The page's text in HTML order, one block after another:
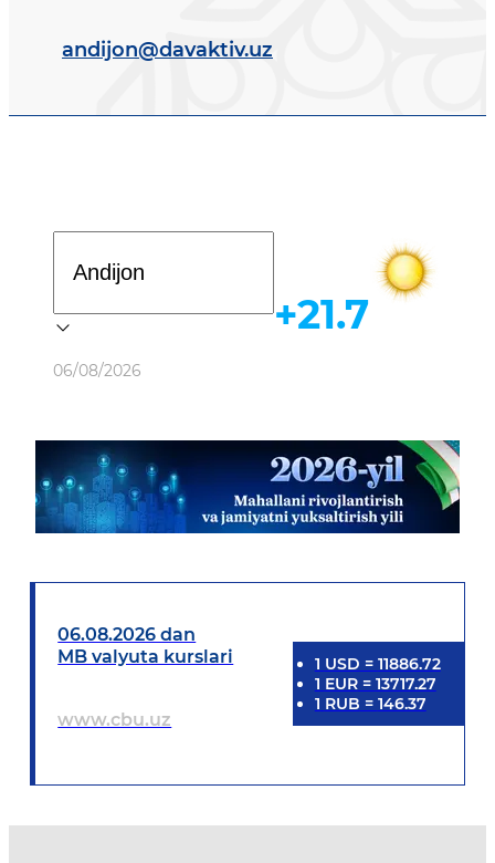
andijon@davaktiv.uz
Ob-havo
06/08/2026
+21.7
06.08.2026 dan
MB valyuta kurslari
www.cbu.uz
1 USD = 11886.72
1 EUR= 13717.27
1 RUB = 146.37